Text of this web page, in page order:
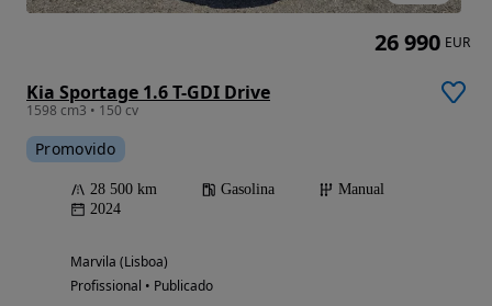
Kia Sportage 1.6 T-GDI Drive
1598 cm3 • 150 cv
Promovido
28 500 km Gasolina
Manual
2024
Marvila (Lisboa)
Profissional • Publicado
26 990 EUR